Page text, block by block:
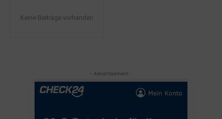
Keine Beiträge vorhanden
- Advertisement -